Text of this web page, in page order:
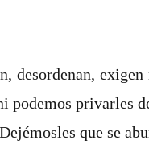
desordenan,
podemos privarles
que se